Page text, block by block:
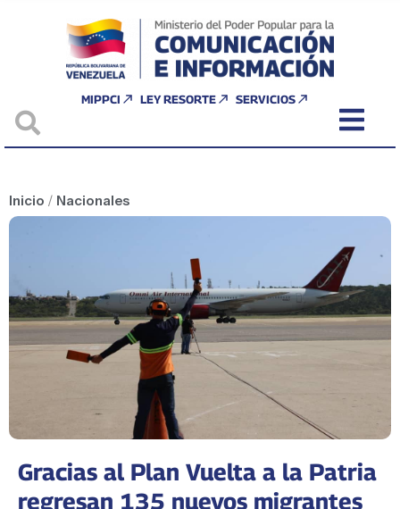
MIPPCI LEY RESORTE SERVICIOS
Inicio / Nacionales
Gracias al Plan Vuelta a la Patria
regresan 135 nuevos migrantes